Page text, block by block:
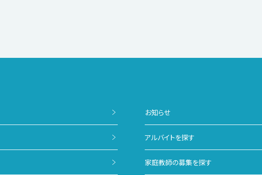
アルバイトを探す
家庭教師の募集を探す
お知らせ